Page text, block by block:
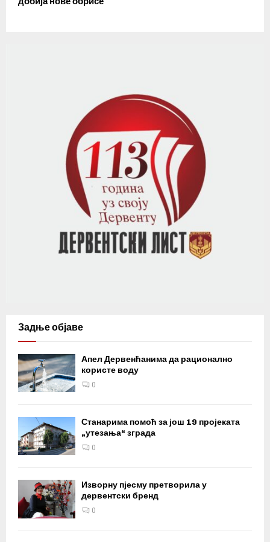
Задње објаве
Апел Дервенћанима да рационално
користе воду
0
Станарима помоћ за још 19 пројеката
„утезања“ зграда
0
Изворну пјесму претворила у
дервентски бренд
0